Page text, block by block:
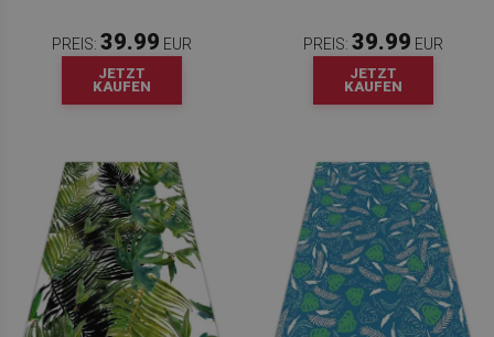
PREIS: 39.99 EUR
JETZT
KAUFEN
PREIS: 39.99 EUR
JETZT
KAUFEN